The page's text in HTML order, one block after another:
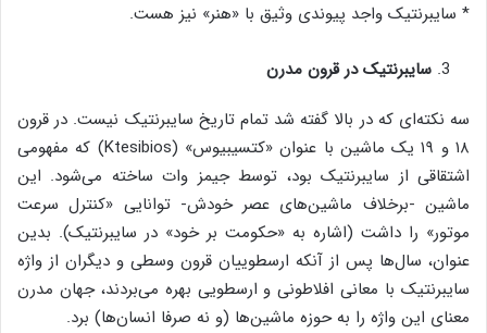
* سایبرنتیک واجد پیوندی وثیق با «هنر» نیز هست.
سایبرنتیک در قرون مدرن
سه نکته‌ای که در بالا گفته شد تمام تاریخ سایبرنتیک نیست. در قرون
۱۸ و ۱۹ یک ماشین با عنوان «کتسیبیوس» (Ktesibios) که مفهومی
اشتقاقی از سایبرنتیک بود، توسط جیمز وات ساخته می‌شود. این
ماشین -برخلاف ماشین‌های عصر خودش- توانایی «کنترل سرعت
موتور» را داشت (اشاره به «حکومت بر خود» در سایبرنتیک). بدین
عنوان، سال‌ها پس از آنکه ارسطو­ییان قرون وسطی و دیگران از واژه
سایبرنتیک با معانی افلاطونی و ارسطویی بهره می‌بردند، جهان مدرن
معنای این واژه را به حوزه ماشین‌ها (و نه صرفا انسان‌ها) برد.